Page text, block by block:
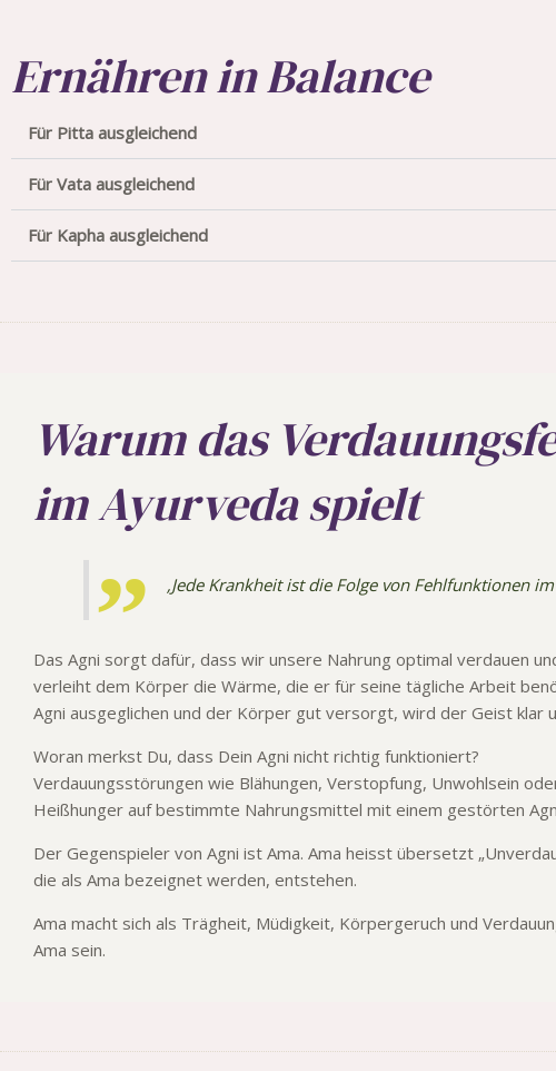
Ernähren in Balance
Für Pitta ausgleichend
Für Vata ausgleichend
Für Kapha ausgleichend
Warum das
im Ayurveda spielt
‚Jede Krankheit ist die Folge von Fehlfunktionen im
Das Agni sorgt dafür, dass wir unsere Nahrung optimal verdauen
verleiht dem Körper die Wärme, die er für seine tägliche Arbeit
Agni ausgeglichen und der Körper gut versorgt, wird der Geist
Woran merkst Du, dass Dein Agni nicht richtig funktioniert?
Verdauungsstörungen wie Blähungen, Verstopfung, Unwohlsein
Heißhunger auf bestimmte Nahrungsmittel mit einem gestörten
Der Gegenspieler von Agni ist Ama. Ama heisst übersetzt
die als Ama bezeignet werden, entstehen.
Ama macht sich als Trägheit, Müdigkeit, Körpergeruch und
Ama sein.